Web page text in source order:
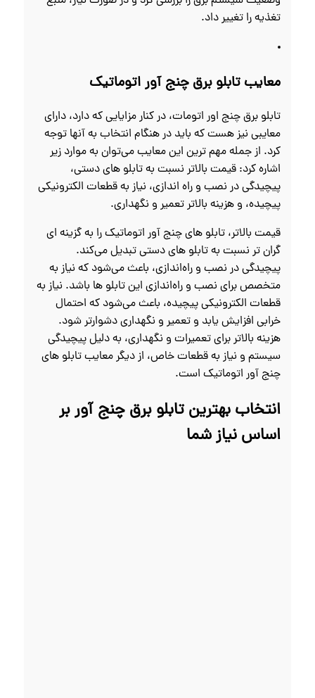
تغذیه را تغییر داد.
معایب تابلو برق چنج آور اتوماتیک
تابلو برق چنج اور اتومات، در کنار مزایایی که دارد، دارای
معایبی نیز هست که باید در هنگام انتخاب به آنها توجه
کرد. از جمله مهم‌ ترین این معایب می‌توان به موارد زیر
اشاره کرد: قیمت بالاتر نسبت به تابلو های دستی،
پیچیدگی در نصب و راه‌ اندازی، نیاز به قطعات الکترونیکی
پیچیده، و هزینه بالاتر تعمیر و نگهداری.
قیمت بالاتر، تابلو های چنج آور اتوماتیک را به گزینه‌ ای
گران‌ تر نسبت به تابلو های دستی تبدیل می‌کند.
پیچیدگی در نصب و راه‌اندازی، باعث می‌شود که نیاز به
متخصص برای نصب و راه‌اندازی این تابلو ها باشد. نیاز به
قطعات الکترونیکی پیچیده، باعث می‌شود که احتمال
خرابی افزایش یابد و تعمیر و نگهداری دشوارتر شود.
هزینه بالاتر برای تعمیرات و نگهداری، به دلیل پیچیدگی
سیستم و نیاز به قطعات خاص، از دیگر معایب تابلو های
چنج آور اتوماتیک است.
انتخاب بهترین تابلو برق چنج آور بر
اساس نیاز شما